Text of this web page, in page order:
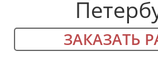
ЗАКАЗАТЬ